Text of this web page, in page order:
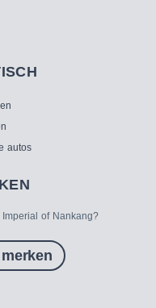
autos
of Nankang?